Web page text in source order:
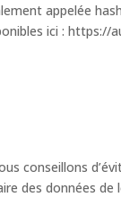
appelée
ici :
conseillons
des données de